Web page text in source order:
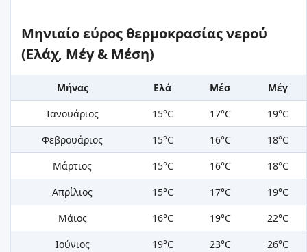
Μηνιαίο εύρος θερμοκρασίας νερού
(Ελάχ, Μέγ & Μέση)
Μήνας Ελά Μέσ
Μέγ
Ιανουάριος
15°C 17°C
19°C
Φεβρουάριος
15°C 16°C
18°C
Μάρτιος
15°C 16°C
18°C
Απρίλιος
15°C 17°C
19°C
Μάιος
16°C 19°C
22°C
Ιούνιος
19°C 23°C
26°C